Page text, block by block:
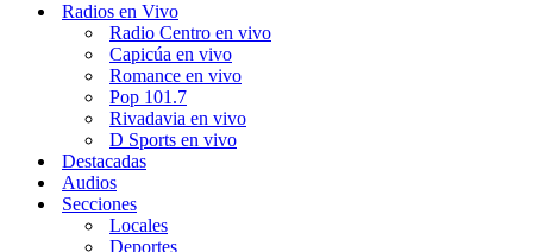
Radios en Vivo
Radio Centro en vivo
Capicúa en vivo
Romance en vivo
Pop 101.7
Rivadavia en vivo
D Sports en vivo
Destacadas
Audios
Secciones
Locales
Deportes